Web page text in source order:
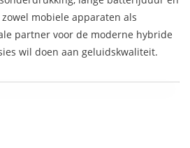
mobiele apparaten als
partner voor de moderne hybride
wil doen aan geluidskwaliteit.